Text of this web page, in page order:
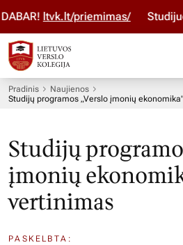
ltvk.lt/priemimas/
Pradinis
Naujienos
Studijų programos „Verslo įmonių
Studijų
įmonių
vertinimas
PASKELBTA: